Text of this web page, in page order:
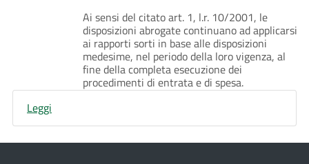
Ai sensi del citato art. 1, l.r. 10/2001, le
disposizioni abrogate continuano ad applicarsi
ai rapporti sorti in base alle disposizioni
medesime, nel periodo della loro vigenza, al
fine della completa esecuzione dei
procedimenti di entrata e di spesa.
Leggi